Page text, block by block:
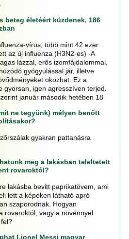
beteg életéért küzdenek, 186
vírus, több mint 42 ezer
az új influenza (H3N2-es) -A
lázzal, erős izomfájdalommal,
gyógyulással jár, illetve
okozhat. Ez a
gyorsan, igen agresszíven terjed.
január második hetében 18
ne tegyünk) mélyen benőtt
gyakran pattanásra
meg a lakásban teleltetett
rovaroktól?
lakásba bevitt paprikatövem, ami
lett a képeken látható apró
szaporodnak. Hogyan
rovaroktól, vagy a növénnyel
Lionel Messi magyar